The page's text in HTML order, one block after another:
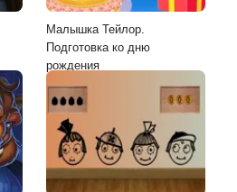
Малышка Тейлор.
Подготовка ко дню
рождения